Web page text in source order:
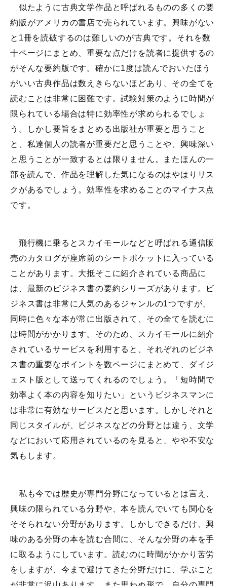
似たように古典文学作品と呼ばれるものの多くの要
約版がアメリカの書店で売られています。興味がない
と1冊を読破するのは難しいのが古典です。それを数
十ページにまとめ、重要な点だけを読者に提供するの
がそんな要約版です。確かに1度は読んでおいたほう
がいい古典作品は数えきらないほどあり、その全てを
読むことは非常に困難です。試験対策のように時間が
限られている場合は特に効率性が求められるでしょ
う。しかし要旨をまとめる出版社が重要と思うこと
と、私達個人の読者が重要だと思うことや、興味深い
と思うことが一致するとは限りません。またほんの一
部を読んで、作品を理解した気になるのはやはりリス
クがあるでしょう。効率性を求めることのマイナス点
です。
飛行機に乗るとスカイモールなどと呼ばれる通信販
売のカタログが座席前のシートポケットに入っている
ことがあります。大抵そこに紹介されている商品に
は、最新のビジネス書の要約シリーズがあります。ビ
ジネス書は非常に人気のあるジャンルの1つですが、
同時に色々な本が常に出版されて、その全てを読むに
は時間がかかります。そのため、スカイモールに紹介
されているサービスを利用すると、それぞれのビジネ
ス書の重要なポイントを数ページにまとめて、ダイジ
ェスト版として送ってくれるのでしょう。「短時間で
効率よく本の内容を知りたい」というビジネスマンに
は非常に有効なサービスだと思います。しかしそれと
同じスタイルが、ビジネスなどの分野とは違う、文学
などにおいて応用されているのを見ると、やや不安な
気もします。
私も今では歴史が専門分野になっているとは言え、
興味の限られている分野や、本を読んでいても関心を
そそられない分野があります。しかしできるだけ、興
味のある分野の本を読む合間に、そんな分野の本を手
に取るようにしています。読むのに時間がかかり苦労
をしますが、今まで避けてきた分野だけに、学ぶこと